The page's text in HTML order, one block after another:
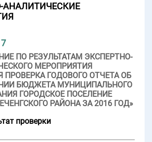
АНАЛИТИЧЕСКИЕ
ПО РЕЗУЛЬТАТАМ ЭКСПЕРТНО-
МЕРОПРИЯТИЯ
ПРОВЕРКА ГОДОВОГО ОТЧЕТА ОБ
БЮДЖЕТА МУНИЦИПАЛЬНОГО
ГОРОДСКОЕ ПОСЕЛЕНИЕ
РАЙОНА ЗА 2016 ГОД»
проверки